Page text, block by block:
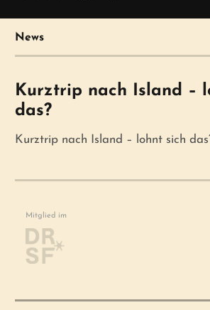
News
Kurztrip nach Island –
das?
Kurztrip nach Island – lohnt sich
Mitglied im